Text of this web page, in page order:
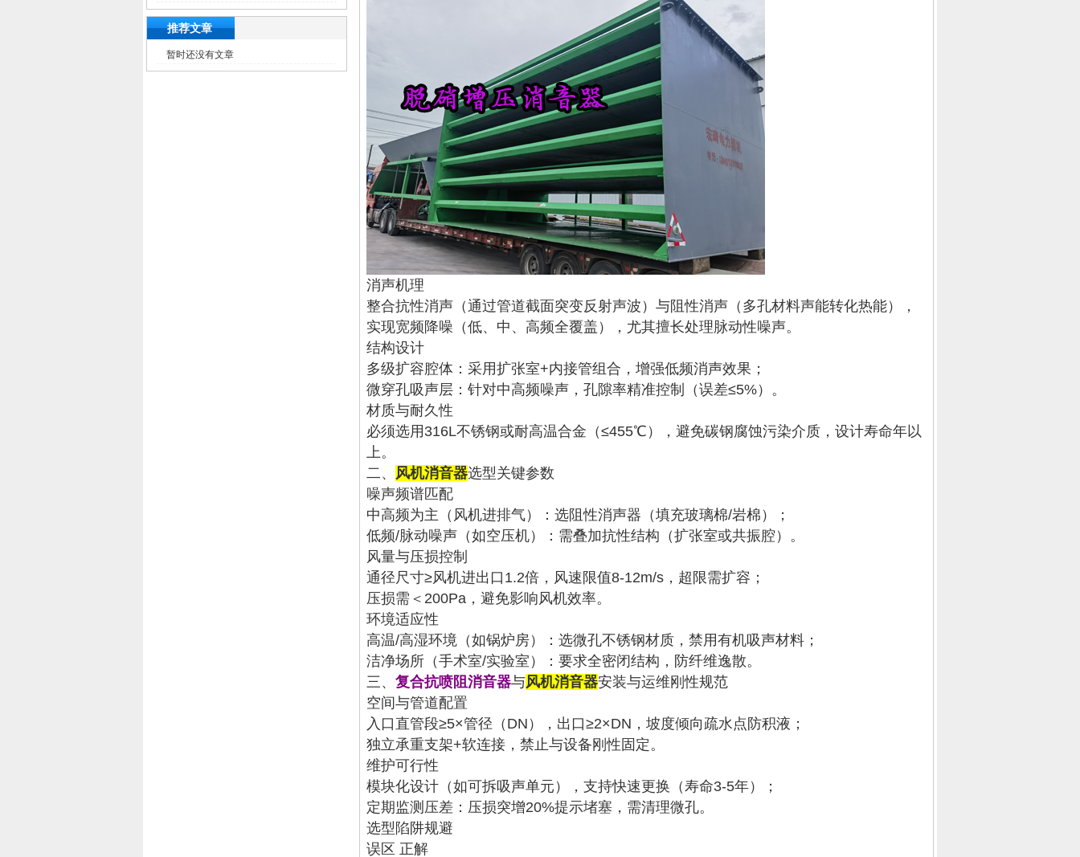
推荐文章
暂时还没有文章
消声机理
整合抗性消声（通过管道截面突变反射声波）与阻性消声（多孔材料声能转化热能），
实现宽频降噪（低、中、高频全覆盖），尤其擅长处理脉动性噪声。
结构设计
多级扩容腔体：采用扩张室+内接管组合，增强低频消声效果；
微穿孔吸声层：针对中高频噪声，孔隙率精准控制（误差≤5%）。
材质与耐久性
必须选用316L不锈钢或耐高温合金（≤455℃），避免碳钢腐蚀污染介质，设计寿命年以
上。
二、 风机消音器选型关键参数
噪声频谱匹配
中高频为主（风机进排气）：选阻性消声器（填充玻璃棉/岩棉）；
低频/脉动噪声（如空压机）：需叠加抗性结构（扩张室或共振腔）。
风量与压损控制
通径尺寸≥风机进出口1.2倍，风速限值8-12m/s，超限需扩容；
压损需＜200Pa，避免影响风机效率。
环境适应性
高温/高湿环境（如锅炉房）：选微孔不锈钢材质，禁用有机吸声材料；
洁净场所（手术室/实验室）：要求全密闭结构，防纤维逸散。
三、 复合抗喷阻消音器与风机消音器安装与运维刚性规范
空间与管道配置
入口直管段≥5×管径（DN），出口≥2×DN，坡度倾向疏水点防积液；
独立承重支架+软连接，禁止与设备刚性固定。
维护可行性
模块化设计（如可拆吸声单元），支持快速更换（寿命3-5年）；
定期监测压差：压损突增20%提示堵塞，需清理微孔。
选型陷阱规避
误区 正解